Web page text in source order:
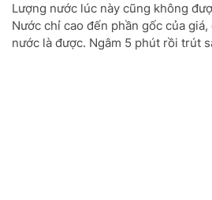
Lượng nước lúc này cũng không
Nước chỉ cao đến phần gốc của
nước là được. Ngâm 5 phút rồi trút